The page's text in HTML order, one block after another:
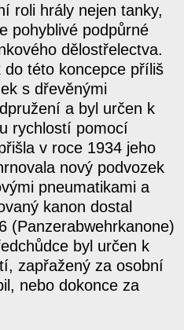
roli hrály nejen tanky,
pohyblivé podpůrné
dělostřelectva.
do této koncepce příliš
s dřevěnými
a byl určen k
rychlostí pomocí
v roce 1934 jeho
nový podvozek
pneumatikami a
kanon dostal
(Panzerabwehrkanone)
byl určen k
zapřažený za osobní
nebo dokonce za